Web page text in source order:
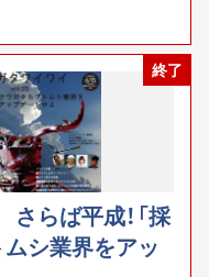
終了
らば平成！「採
シ業界をアッ